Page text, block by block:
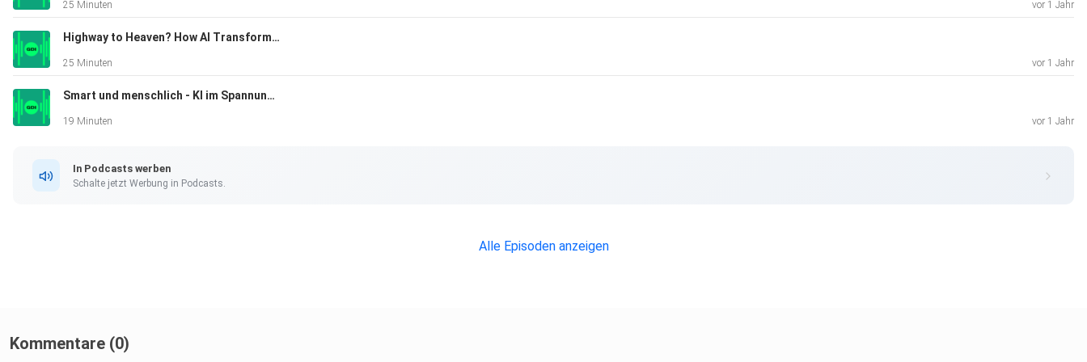
25 Minuten vor 1 Jahr
Highway to Heaven? How AI Transforms Society and Work
25 Minuten vor 1 Jahr
Smart und menschlich - KI im Spannungsfeld zwischen Effizienzmaximierung und Kundenzentrierung
19 Minuten vor 1 Jahr
In Podcasts werben
Schalte jetzt Werbung in Podcasts.
Alle Episoden anzeigen
Kommentare (0)